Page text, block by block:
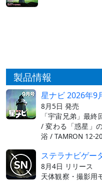
製品情報
星ナビ 2026年9
8月5日 発売
「宇宙兄弟」最
/ 変わる「惑星」
浴 / TAMRON 12-
ステラナビゲー
8月4日 リリース
天体観察・撮影用